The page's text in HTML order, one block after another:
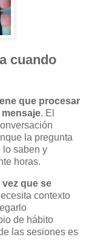
cuando
que procesar
. El
la pregunta
lo saben y
horas.
que se
contexto
de hábito
las sesiones es